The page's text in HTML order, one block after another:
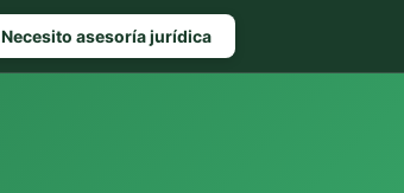
Necesito asesoría jurídica